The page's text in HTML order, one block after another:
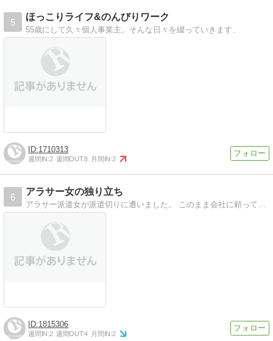
5
ほっこりライフ&のんびりワーク
55歳にして久々個人事業主。そんな日々を綴っていきます、
1710313
週間IN:2 週間OUT:8 月間IN:2
6
アラサー女の独り立ち
1815306
週間IN:2 週間OUT:4 月間IN:2